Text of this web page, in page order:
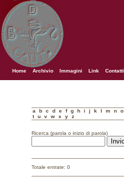
Home Archivio Immagini Link Contatti
a b c d e f g h i j k l m n o
t
u v w x y z
Ricerca (parola o inizio di parola)
Totale entrate: 0